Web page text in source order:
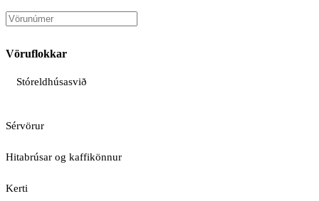
Vöruflokkar
Stóreldhúsasvið
Sérvörur
Hitabrúsar og kaffikönnur
Kerti